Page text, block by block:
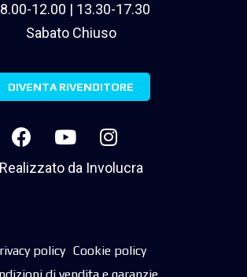
12.00 | 13.30-17.30
Sabato Chiuso
DIVENTA RIVENDITORE
Realizzato da Involucra
policy Cookie policy